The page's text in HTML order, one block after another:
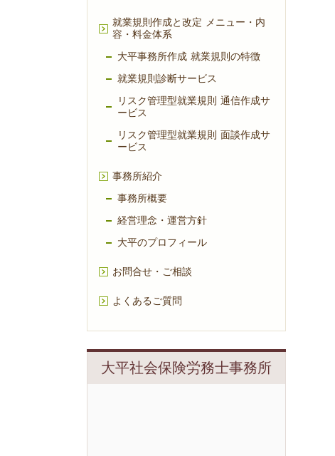
就業規則作成と改定 メニュー・内
容・料金体系
大平事務所作成 就業規則の特徴
就業規則診断サービス
リスク管理型就業規則 通信作成サ
ービス
リスク管理型就業規則 面談作成サ
ービス
事務所紹介
事務所概要
経営理念・運営方針
大平のプロフィール
お問合せ・ご相談
よくあるご質問
大平社会保険労務士事務所